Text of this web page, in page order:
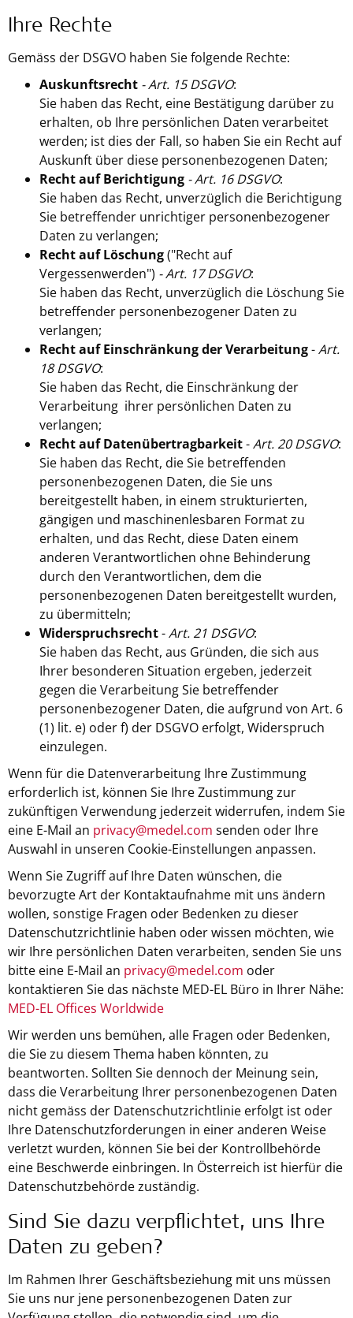
Ihre Rechte
Gemäss der DSGVO haben Sie folgende Rechte:
Auskunftsrecht - Art. 15 DSGVO:
Sie haben das Recht, eine Bestätigung darüber zu
erhalten, ob Ihre persönlichen Daten verarbeitet
werden; ist dies der Fall, so haben Sie ein Recht auf
Auskunft über diese personenbezogenen Daten;
Recht auf Berichtigung - Art. 16 DSGVO:
Sie haben das Recht, unverzüglich die Berichtigung
Sie betreffender unrichtiger personenbezogener
Daten zu verlangen;
Recht auf Löschung("Recht auf
Vergessenwerden") - Art. 17 DSGVO:
Sie haben das Recht, unverzüglich die Löschung Sie
betreffender personenbezogener Daten zu
verlangen;
Recht auf Einschränkung der Verarbeitung-Art.
18 DSGVO:
Sie haben das Recht, die Einschränkung der
Verarbeitung ihrer persönlichen Daten zu
verlangen;
Recht auf Datenübertragbarkeit-Art. 20 DSGVO:
Sie haben das Recht, die Sie betreffenden
personenbezogenen Daten, die Sie uns
bereitgestellt haben, in einem strukturierten,
gängigen und maschinenlesbaren Format zu
erhalten, und das Recht, diese Daten einem
anderen Verantwortlichen ohne Behinderung
durch den Verantwortlichen, dem die
personenbezogenen Daten bereitgestellt wurden,
zu übermitteln;
Widerspruchsrecht-Art. 21 DSGVO:
Sie haben das Recht, aus Gründen, die sich aus
Ihrer besonderen Situation ergeben, jederzeit
gegen die Verarbeitung Sie betreffender
personenbezogener Daten, die aufgrund von Art. 6
(1) lit. e) oder f) der DSGVO erfolgt, Widerspruch
einzulegen.
Wenn für die Datenverarbeitung Ihre Zustimmung
erforderlich ist, können Sie Ihre Zustimmung zur
zukünftigen Verwendung jederzeit widerrufen, indem Sie
eine E-Mail an privacy@medel.com senden oder Ihre
Auswahl in unseren Cookie-Einstellungen anpassen.
Wenn Sie Zugriff auf Ihre Daten wünschen, die
bevorzugte Art der Kontaktaufnahme mit uns ändern
wollen, sonstige Fragen oder Bedenken zu dieser
Datenschutzrichtlinie haben oder wissen möchten, wie
wir Ihre persönlichen Daten verarbeiten, senden Sie uns
bitte eine E-Mail an privacy@medel.com oder
kontaktieren Sie das nächste MED-EL Büro in Ihrer Nähe:
MED-EL Offices Worldwide
Wir werden uns bemühen, alle Fragen oder Bedenken,
die Sie zu diesem Thema haben könnten, zu
beantworten. Sollten Sie dennoch der Meinung sein,
dass die Verarbeitung Ihrer personenbezogenen Daten
nicht gemäss der Datenschutzrichtlinie erfolgt ist oder
Ihre Datenschutzforderungen in einer anderen Weise
verletzt wurden, können Sie bei der Kontrollbehörde
eine Beschwerde einbringen. In Österreich ist hierfür die
Datenschutzbehörde zuständig.
Sind Sie dazu verpflichtet, uns Ihre
Daten zu geben?
Im Rahmen Ihrer Geschäftsbeziehung mit uns müssen
Sie uns nur jene personenbezogenen Daten zur